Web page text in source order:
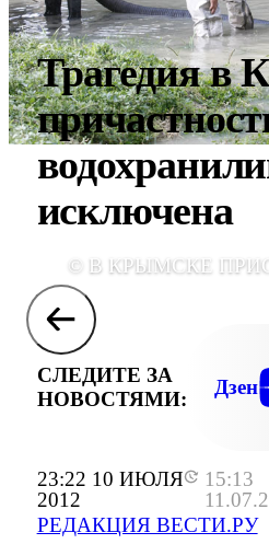
23:22 10 ИЮЛЯ
2012
15:13
РЕДАКЦИЯ ВЕСТИ.РУ
Трагедия в
исключена
© В КРЫМСКЕ
СЛЕДИТЕ ЗА
НОВОСТЯМИ:
Дзен